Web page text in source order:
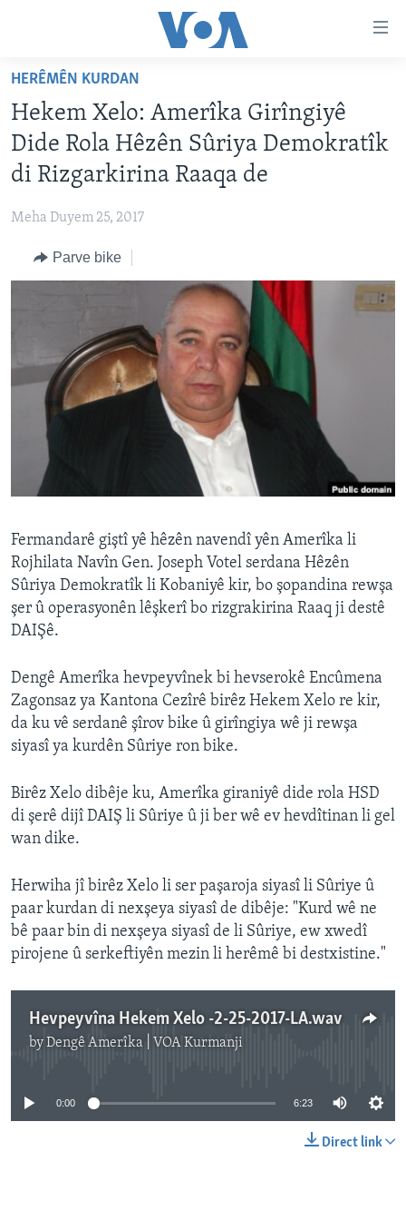
Yekser
naveroka
serekî
Yekser
here
Malpera
Yekser
here
DESTPÊK
NÛÇE
VÎDYO GALERÎ
RADYO
HEVPEYVÎN
HERÊMÊN KURDAN
TIRKÎYE
SÛRÎYE
ROJHILATA NAVÎN
CÎHAN
ÇAND Û HUNER
SERNIVÎS
SORANÎ
Learning English
FOLLOW US
Zimanên Din
HERÊMÊN KURDAN
Hekem Xelo: Amerîka Girîngiyê
Dide Rola Hêzên Sûriya Demokratîk
di Rizgarkirina Raaqa de
Meha Duyem 25, 2017
Parve bike
Fermandarê giştî yê hêzên navendî yên Amerîka li
Rojhilata Navîn Gen. Joseph Votel serdana Hêzên
Sûriya Demokratîk li Kobaniyê kir, bo şopandina rewşa
şer û operasyonên lêşkerî bo rizgrakirina Raaq ji destê
DAIŞê.
Dengê Amerîka hevpeyvînek bi hevserokê Encûmena
Zagonsaz ya Kantona Cezîrê birêz Hekem Xelo re kir,
da ku vê serdanê şîrov bike û girîngiya wê ji rewşa
siyasî ya kurdên Sûriye ron bike.
Birêz Xelo dibêje ku, Amerîka giraniyê dide rola HSD
di şerê dijî DAIŞ li Sûriye û ji ber wê ev hevdîtinan li gel
wan dike.
Herwiha jî birêz Xelo li ser paşaroja siyasî li Sûriye û
paar kurdan di nexşeya siyasî de dibêje: "Kurd wê ne
bê paar bin di nexşeya siyasî de li Sûriye, ew xwedî
pirojene û serkeftiyên mezin li herêmê bi destxistine."
Hevpeyvîna Hekem Xelo -2-25-2017-LA.wav
byDengê Amerîka | VOA Kurmanji
No media source currently available
0:00 6:23
Direct link